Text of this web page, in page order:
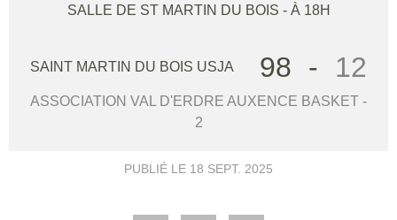
SALLE DE ST MARTIN DU BOIS - À 18H
SAINT MARTIN DU BOIS USJA 98 - 12
ASSOCIATION VAL D'ERDRE AUXENCE BASKET -
2
PUBLIÉ LE 18 SEPT. 2025